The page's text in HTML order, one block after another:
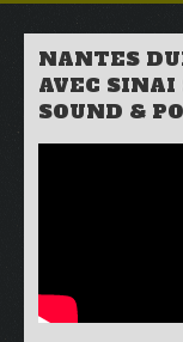
NANTES
AVEC SINAI
SOUND &